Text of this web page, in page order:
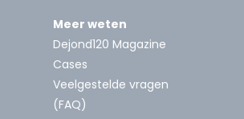
Meer weten
Dejond120 Magazine
Cases
Veelgestelde vragen
(FAQ)